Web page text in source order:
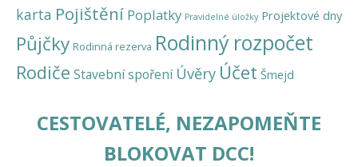
CESTOVATELÉ, NEZAPOMEŇTE
BLOKOVAT DCC!
karta Pojištění Poplatky Pravidelné úložky Projektové dny
Půjčky Rodinná rezerva Rodinný rozpočet
Rodiče Stavební spoření Úvěry Účet Šmejd